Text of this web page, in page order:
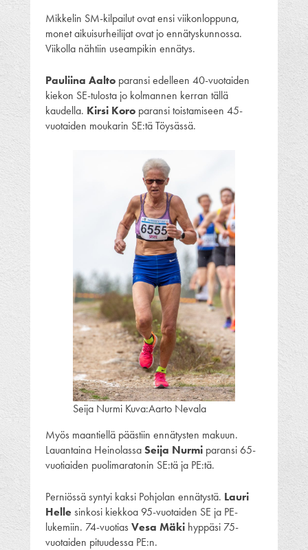
Mikkelin SM-kilpailut ovat ensi viikonloppuna,
monet aikuisurheilijat ovat jo ennätyskunnossa.
Viikolla nähtiin useampikin ennätys.
Pauliina Aalto paransi edelleen 40-vuotaiden
kiekon SE-tulosta jo kolmannen kerran tällä
kaudella. Kirsi Koro paransi toistamiseen 45-
vuotaiden moukarin SE:tä Töysässä.
Seija Nurmi Kuva:Aarto Nevala
Myös maantiellä päästiin ennätysten makuun.
Lauantaina HeinolassaSeija Nurmi paransi 65-
vuotiaiden puolimaratonin SE:tä ja PE:tä.
Perniössä syntyi kaksi Pohjolan ennätystä. Lauri
Hellesinkosi kiekkoa 95-vuotaiden SE ja PE-
lukemiin. 74-vuotias Vesa Mäki hyppäsi 75-
vuotaiden pituudessa PE:n.